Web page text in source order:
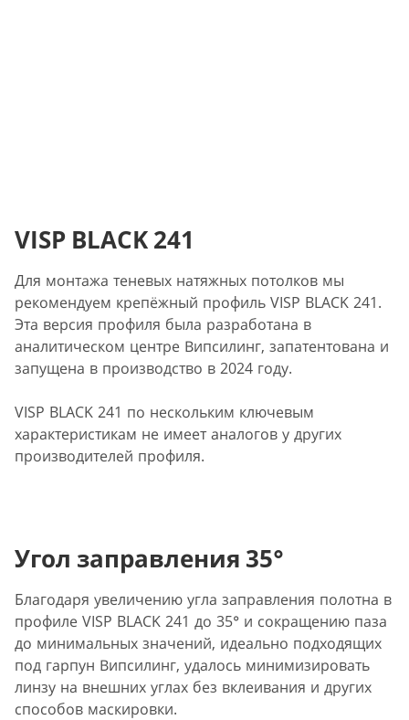
VISP BLACK 241
Для монтажа теневых натяжных потолков мы
рекомендуем крепёжный профиль VISP BLACK 241.
Эта версия профиля была разработана в
аналитическом центре Випсилинг, запатентована и
запущена в производство в 2024 году.
VISP BLACK 241 по нескольким ключевым
характеристикам не имеет аналогов у других
производителей профиля.
Угол заправления 35°
Благодаря увеличению угла заправления полотна в
профиле VISP BLACK 241 до 35° и сокращению паза
до минимальных значений, идеально подходящих
под гарпун Випсилинг, удалось минимизировать
линзу на внешних углах без вклеивания и других
способов маскировки.